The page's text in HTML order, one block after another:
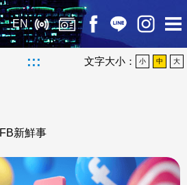
EN
::: 文字大小： 小 中 大
FB新鮮事